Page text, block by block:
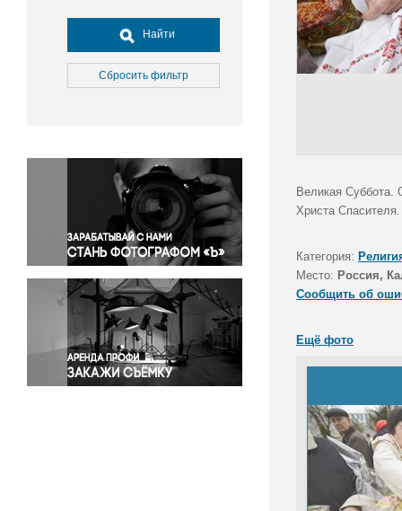
Досуг, туризм и отдых
Культура
Медицина
Окружающая среда
Политика
Правосудие
Происшествия и конфликты
Религия
Светская жизнь
Спорт
Экология
Экономика и бизнес
Найти
Сбросить фильтр
Великая Суббота.
Христа Спасителя.
Категория:
Место: Россия,
Сообщить об
Ещё фото